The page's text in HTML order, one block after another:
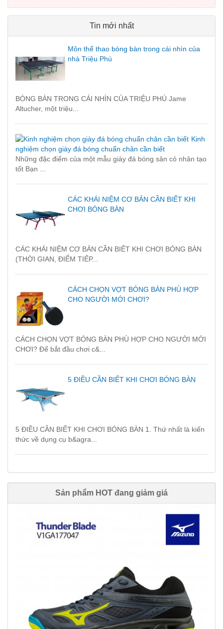
Tin mới nhất
Môn thể thao bóng bàn trong cái nhìn của
nhà Triệu Phú
BÓNG BÀN TRONG CÁI NHÌN CỦA TRIỆU PHÚ Jame
Altucher, một triệu...
Kinh
nghiệm chọn giày đá bóng chuẩn chân cần biết
Những đặc điểm của một mẫu giày đá bóng sân cỏ nhân tạo
tốt Bạn ...
CÁC KHÁI NIỆM CƠ BẢN CẦN BIẾT KHI
CHƠI BÓNG BÀN
CÁC KHÁI NIỆM CƠ BẢN CẦN BIẾT KHI CHƠI BÓNG BÀN
(THỜI GIAN, ĐIỂM TIẾP...
CÁCH CHỌN VỢT BÓNG BÀN PHÙ HỢP
CHO NGƯỜI MỚI CHƠI?
CÁCH CHỌN VỢT BÓNG BÀN PHÙ HỢP CHO NGƯỜI MỚI
CHƠI? Để bắt đầu chơi c&...
5 ĐIỀU CẦN BIẾT KHI CHƠI BÓNG BÀN
5 ĐIỀU CẦN BIẾT KHI CHƠI BÓNG BÀN 1. Thứ nhất là kiến
thức về dụng cụ b&agra...
Sản phẩm HOT đang giảm giá